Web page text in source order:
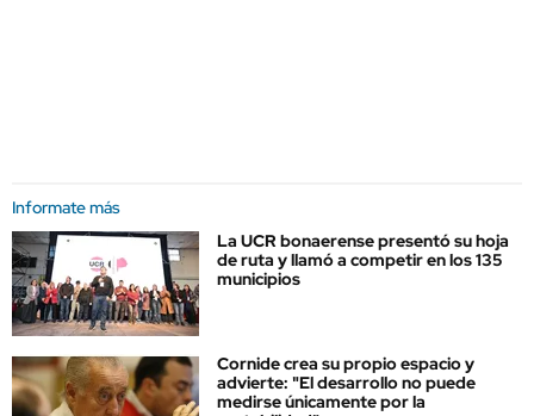
Informate más
La UCR bonaerense presentó su hoja
de ruta y llamó a competir en los 135
municipios
Cornide crea su propio espacio y
advierte: "El desarrollo no puede
medirse únicamente por la